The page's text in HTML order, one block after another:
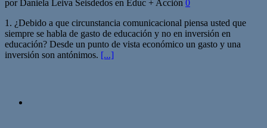
por Daniela Leiva Seisdedos en Educ + Acción 0
1. ¿Debido a que circunstancia comunicacional piensa usted que
siempre se habla de gasto de educación y no en inversión en
educación? Desde un punto de vista económico un gasto y una
inversión son antónimos. [...]